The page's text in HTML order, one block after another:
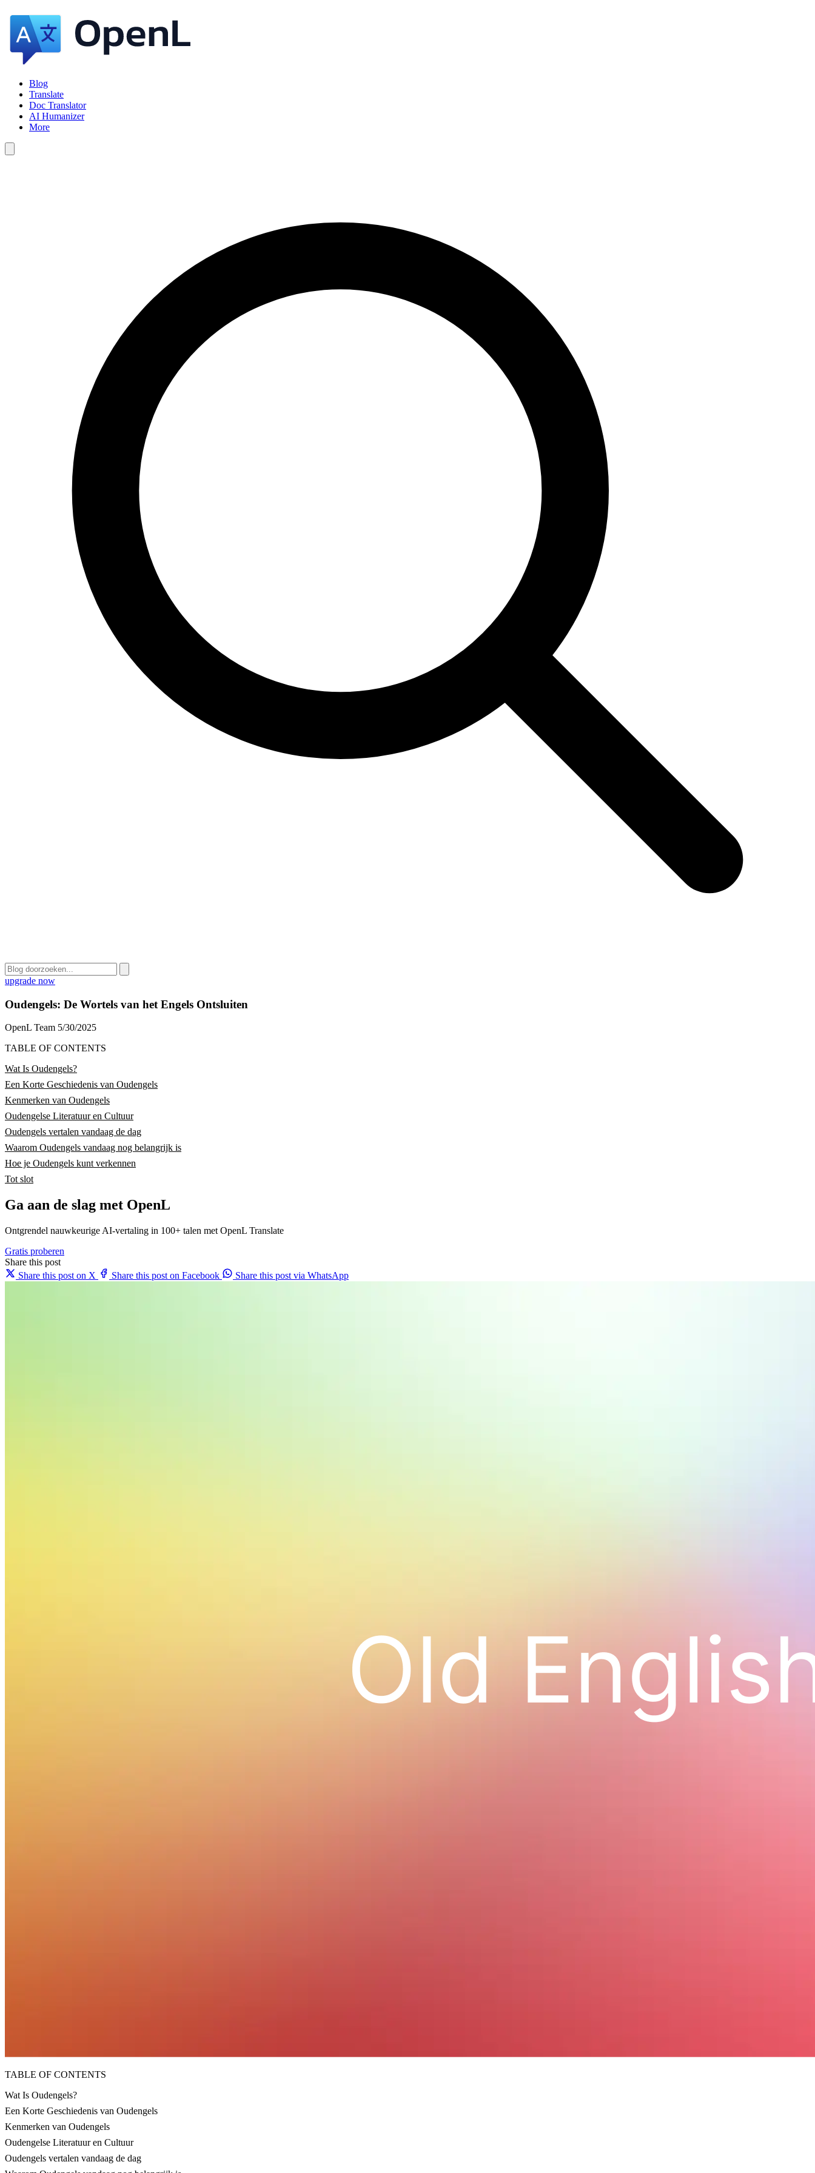
Blog
Translate
Doc Translator
AI Humanizer
More
upgrade now
Oudengels: De Wortels van het Engels Ontsluiten
OpenL Team 5/30/2025
TABLE OF CONTENTS
Wat Is Oudengels?
Een Korte Geschiedenis van Oudengels
Kenmerken van Oudengels
Oudengelse Literatuur en Cultuur
Oudengels vertalen vandaag de dag
Waarom Oudengels vandaag nog belangrijk is
Hoe je Oudengels kunt verkennen
Tot slot
Ga aan de slag met OpenL
Ontgrendel nauwkeurige AI-vertaling in 100+ talen met OpenL Translate
Gratis proberen
Share this post
Share this post on X
Share this post on Facebook Share this post via WhatsApp
TABLE OF CONTENTS
Wat Is Oudengels?
Een Korte Geschiedenis van Oudengels
Kenmerken van Oudengels
Oudengelse Literatuur en Cultuur
Oudengels vertalen vandaag de dag